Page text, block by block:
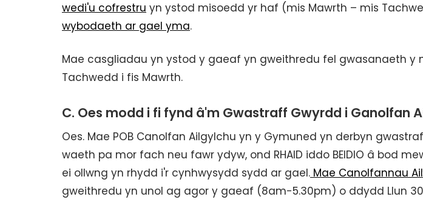
wedi'u cofrestru yn ystod misoedd yr haf (mis Mawrth – mis
wybodaeth ar gael yma.
Mae casgliadau yn ystod y gaeaf yn gweithredu fel gwasanaeth y
Tachwedd i fis Mawrth.
C. Oes modd i fi fynd â'm Gwastraff Gwyrdd i Ganolfan
Oes. Mae POB Canolfan Ailgylchu yn y Gymuned yn derbyn
waeth pa mor fach neu fawr ydyw, ond RHAID iddo BEIDIO â bod
ei ollwng yn rhydd i'r cynhwysydd sydd ar gael. Mae Canolfannau
gweithredu yn unol ag agor y gaeaf (8am-5.30pm) o ddydd Llun